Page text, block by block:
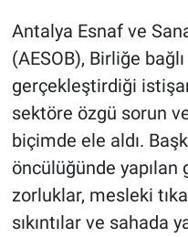
Antalya Esnaf ve
(AESOB), Birliğe
gerçekleştirdiği
sektöre özgü sorun
biçimde ele aldı.
öncülüğünde
zorluklar, mesleki
sıkıntılar ve sahada